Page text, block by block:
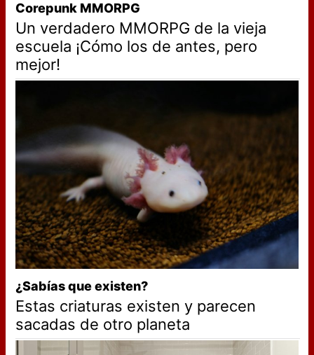
Corepunk MMORPG
Un verdadero MMORPG de la vieja
escuela ¡Cómo los de antes, pero
mejor!
¿Sabías que existen?
Estas criaturas existen y parecen
sacadas de otro planeta